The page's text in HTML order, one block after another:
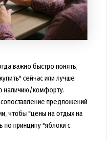
важно быстро понять,
сейчас или лучше
наличию/комфорту.
предложений
чтобы "цены на отдых на
по принципу "яблоки с